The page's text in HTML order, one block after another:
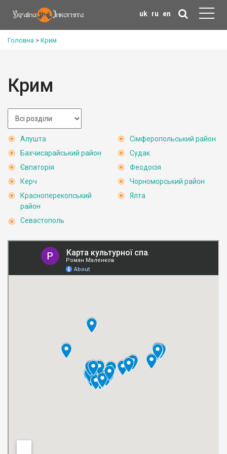
uk ru en
Головна > Крим
Крим
Алушта
Бахчисарайський район
Євпаторія
Керч
Красноперекопський
район
Севастополь
Сімферопольський район
Судак
Феодосія
Чорноморський район
Ялта